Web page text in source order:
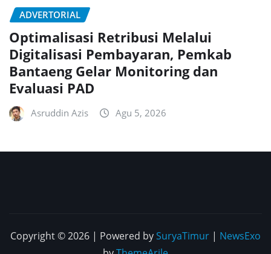
ADVERTORIAL
Optimalisasi Retribusi Melalui
Digitalisasi Pembayaran, Pemkab
Bantaeng Gelar Monitoring dan
Evaluasi PAD
Asruddin Azis Agu 5, 2026
Copyright © 2026 | Powered bySuryaTimur | NewsExo